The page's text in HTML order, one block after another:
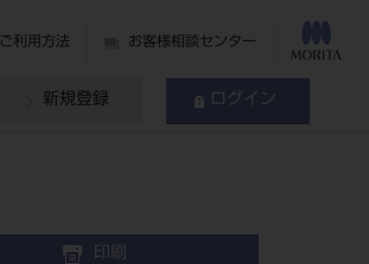
ご利用方法 お客様相談センター
新規登録 ログイン
印刷